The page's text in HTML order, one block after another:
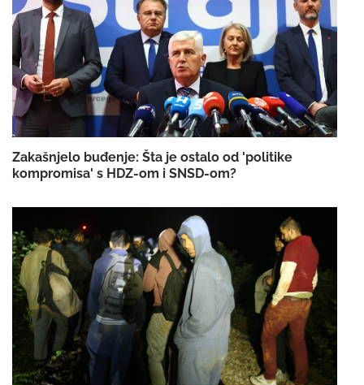
Zakašnjelo buđenje: Šta je ostalo od 'politike
kompromisa' s HDZ-om i SNSD-om?